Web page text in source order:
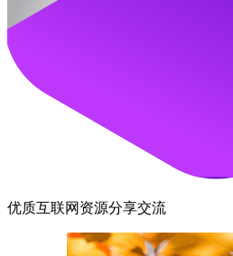
优质互联网资源分享交流